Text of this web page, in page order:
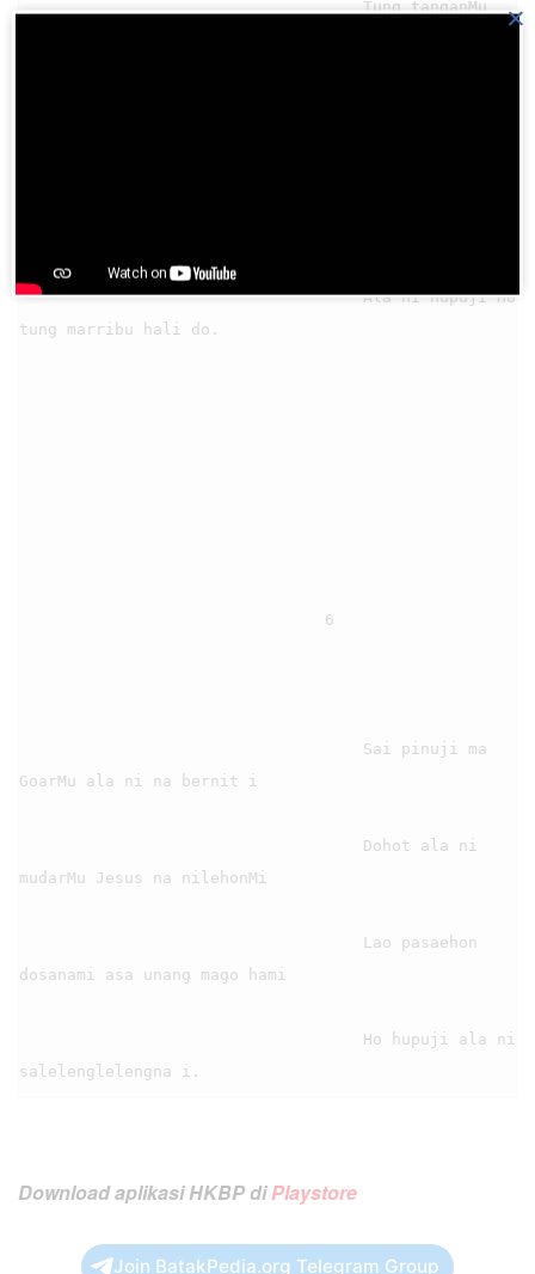
                                    Ala ni hupuji Ho
tung marribu hali do.
GoarMu ala ni na bernit i
mudarMu Jesus na nilehonMi
dosanami asa unang mago hami
Download aplikasi HKBP diPlaystore
Join BatakPedia.org Telegram Group
×